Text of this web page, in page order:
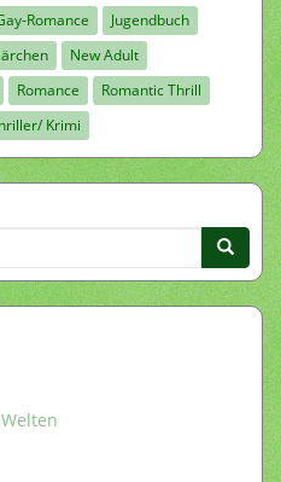
Romance
Jugendbuch
New Adult
Romance
Romantic Thrill
Krimi